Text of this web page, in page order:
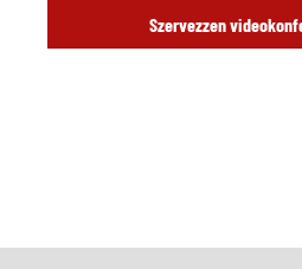
Szervezzen